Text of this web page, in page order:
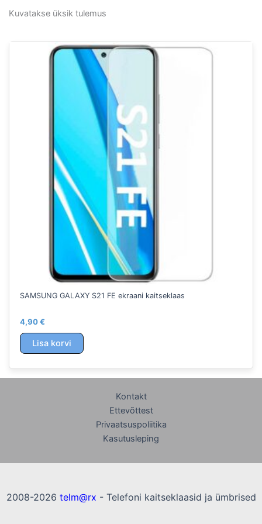
Kuvatakse üksik tulemus
SAMSUNG GALAXY S21 FE ekraani kaitseklaas
4,90€
Lisa korvi
Kontakt
Ettevõttest
Privaatsuspoliitika
Kasutusleping
2008-2026 telm@rx - Telefoni kaitseklaasid ja ümbrised